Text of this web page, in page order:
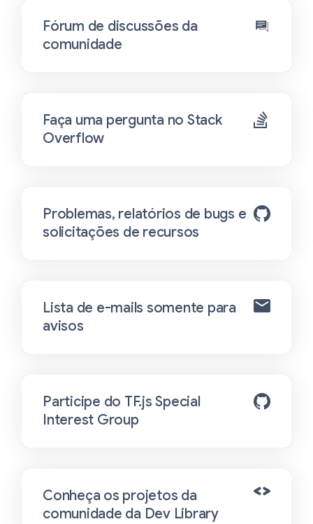
Fórum de discussões da
comunidade
Faça uma pergunta no Stack
Overflow
Problemas, relatórios de bugs e
solicitações de recursos
Lista de e-mails somente para
avisos
Participe do TF.js Special
Interest Group
Conheça os projetos da
comunidade da Dev Library